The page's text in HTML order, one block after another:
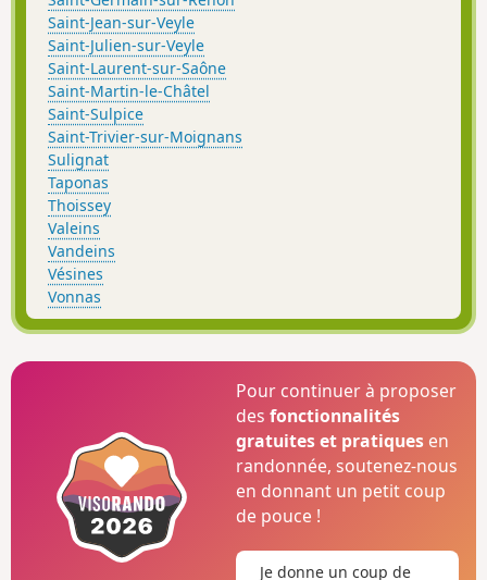
Saint-Jean-sur-Veyle
Saint-Julien-sur-Veyle
Saint-Laurent-sur-Saône
Saint-Martin-le-Châtel
Saint-Sulpice
Saint-Trivier-sur-Moignans
Sulignat
Taponas
Thoissey
Valeins
Vandeins
Vésines
Vonnas
Pour continuer à proposer
desfonctionnalités
gratuites et pratiques en
randonnée, soutenez-nous
en donnant un petit coup
de pouce !
Je donne un coup de